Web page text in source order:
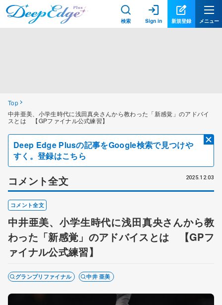
検索 Sign in 新規登録 メニュー
Top
中井亜美、小学生時代に浅田真央さんから教わった「新感覚」のアドバイ
スとは 【GPファイナル公式練習】
Deep Edge Plusの記事をGoogle検索で見つけや
すく。登録はこちら
コメント全文 2025.12.03
コメント全文
中井亜美、小学生時代に浅田真央さんから教
わった「新感覚」のアドバイスとは 【GPフ
ァイナル公式練習】
グランプリファイナル 中井 亜美